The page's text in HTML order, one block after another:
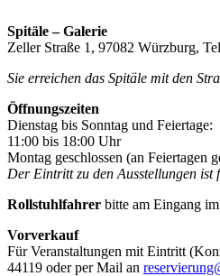
Spitäle – Galerie
Zeller Straße 1, 97082 Würzburg,
Sie erreichen das Spitäle mit den
Öffnungszeiten
Dienstag bis Sonntag und Feiertage:
11:00 bis 18:00 Uhr
Montag geschlossen (an Feiertagen
Der Eintritt zu den Ausstellungen ist
Rollstuhlfahrer bitte am Eingang
Vorverkauf
Für Veranstaltungen mit Eintritt
44119 oder per Mail an